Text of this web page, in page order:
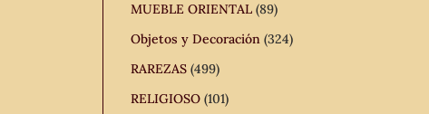
MUEBLE ORIENTAL (89)
Objetos y Decoración (324)
RAREZAS (499)
RELIGIOSO (101)